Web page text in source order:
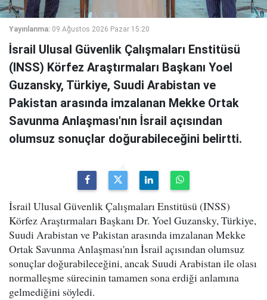
Yayınlanma: 09 Ağustos 2026 Pazar 15:20
İsrail Ulusal Güvenlik Çalışmaları Enstitüsü
(INSS) Körfez Araştırmaları Başkanı Yoel
Guzansky, Türkiye, Suudi Arabistan ve
Pakistan arasında imzalanan Mekke Ortak
Savunma Anlaşması'nın İsrail açısından
olumsuz sonuçlar doğurabileceğini belirtti.
İsrail Ulusal Güvenlik Çalışmaları Enstitüsü (INSS)
Körfez Araştırmaları Başkanı Dr. Yoel Guzansky, Türkiye,
Suudi Arabistan ve Pakistan arasında imzalanan Mekke
Ortak Savunma Anlaşması'nın İsrail açısından olumsuz
sonuçlar doğurabileceğini, ancak Suudi Arabistan ile olası
normalleşme sürecinin tamamen sona erdiği anlamına
gelmediğini söyledi.